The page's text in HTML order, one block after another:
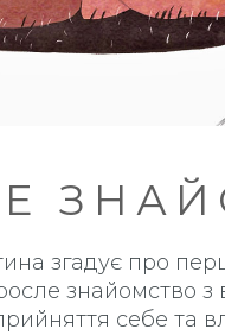
згадує про
знайомство
себе та